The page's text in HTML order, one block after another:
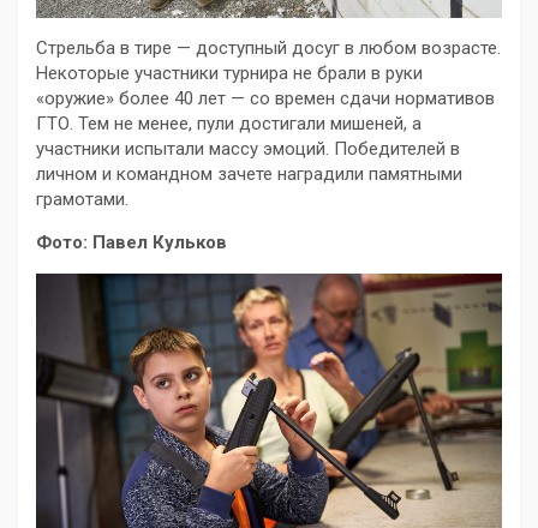
Стрельба в тире — доступный досуг в любом возрасте.
Некоторые участники турнира не брали в руки
«оружие» более 40 лет — со времен сдачи нормативов
ГТО. Тем не менее, пули достигали мишеней, а
участники испытали массу эмоций. Победителей в
личном и командном зачете наградили памятными
грамотами.
Фото: Павел Кульков